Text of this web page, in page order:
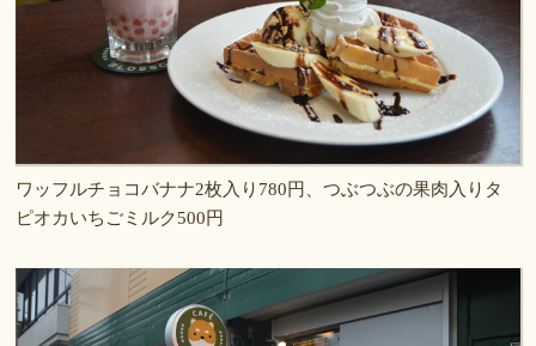
ワッフルチョコバナナ2枚入り780円、つぶつぶの果肉入りタ
ピオカいちごミルク500円